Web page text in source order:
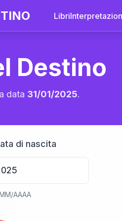
Libri
Destino
data 31/01/2025.
di nascita
AAAA